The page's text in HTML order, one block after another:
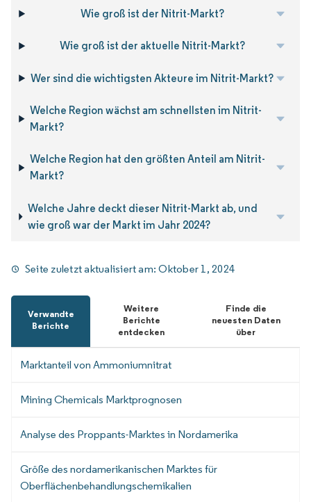
Wie groß ist der Nitrit-Markt?
Wie groß ist der aktuelle Nitrit-Markt?
Wer sind die wichtigsten Akteure im Nitrit-Markt?
Welche Region wächst am schnellsten im Nitrit-
Markt?
Welche Region hat den größten Anteil am Nitrit-
Markt?
Welche Jahre deckt dieser Nitrit-Markt ab, und
wie groß war der Markt im Jahr 2024?
Seite zuletzt aktualisiert am:Oktober 1, 2024
Verwandte
Berichte
Weitere
Berichte
entdecken
Finde die
neuesten Daten
über
Marktanteil von Ammoniumnitrat
Mining Chemicals Marktprognosen
Analyse des Proppants-Marktes in Nordamerika
Größe des nordamerikanischen Marktes für
Oberflächenbehandlungschemikalien